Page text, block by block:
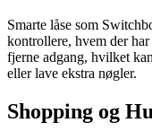
Smarte låse som
kontrollere, hvem der
fjerne adgang, hvilket
eller lave ekstra nøgler.
Shopping og